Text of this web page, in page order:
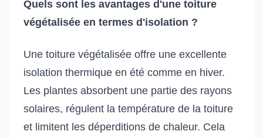
Quels sont les avantages d'une toiture
végétalisée en termes d'isolation ?
Une toiture végétalisée offre une excellente
isolation thermique en été comme en hiver.
Les plantes absorbent une partie des rayons
solaires, régulent la température de la toiture
et limitent les déperditions de chaleur. Cela